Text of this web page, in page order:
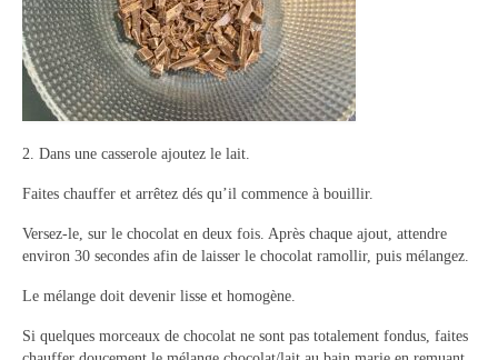
Caramel Compotes Confitures
Clafoutis Crèmes Flans
Crumbles Gâteaux secs Sablés
Friandises Mignardises
Panna cotta Tiramisu
Divers desserts
Sauces
2. Dans une casserole ajoutez le lait.
Faites chauffer et arrêtez dés qu’il commence à bouillir.
Versez-le, sur le chocolat en deux fois. Après chaque ajout, attendre
environ 30 secondes afin de laisser le chocolat ramollir, puis mélangez.
Le mélange doit devenir lisse et homogène.
Si quelques morceaux de chocolat ne sont pas totalement fondus, faites